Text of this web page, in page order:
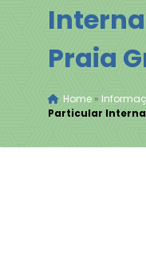
Praia
Home»
Particular